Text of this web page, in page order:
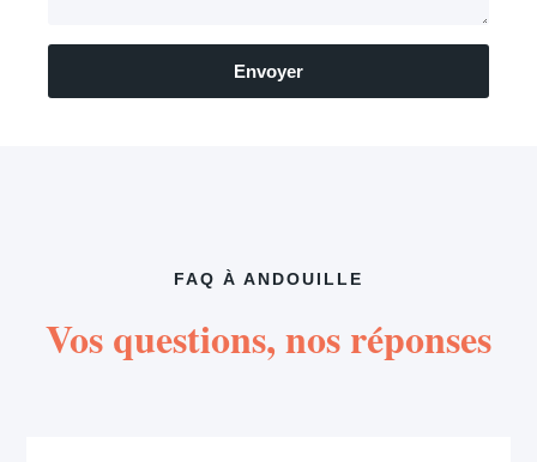
Envoyer
FAQ À ANDOUILLE
Vos questions, nos réponses